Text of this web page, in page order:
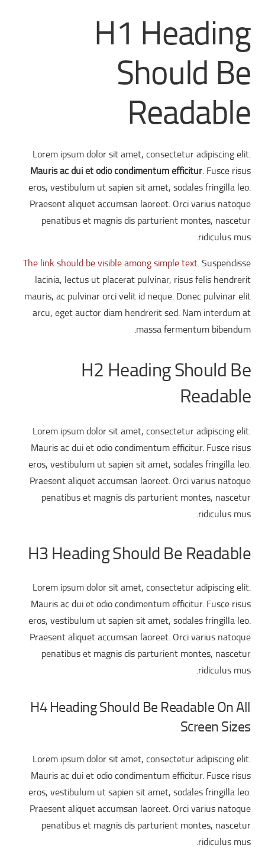
H1 Heading
Should Be
Readable
Lorem ipsum dolor sit amet, consectetur adipiscing elit.
Mauris ac dui et odio condimentum efficitur. Fusce risus
eros, vestibulum ut sapien sit amet, sodales fringilla leo.
Praesent aliquet accumsan laoreet. Orci varius natoque
penatibus et magnis dis parturient montes, nascetur
ridiculus mus.
The link should be visible among simple text. Suspendisse
lacinia, lectus ut placerat pulvinar, risus felis hendrerit
mauris, ac pulvinar orci velit id neque. Donec pulvinar elit
arcu, eget auctor diam hendrerit sed. Nam interdum at
massa fermentum bibendum.
H2 Heading Should Be
Readable
Lorem ipsum dolor sit amet, consectetur adipiscing elit.
Mauris ac dui et odio condimentum efficitur. Fusce risus
eros, vestibulum ut sapien sit amet, sodales fringilla leo.
Praesent aliquet accumsan laoreet. Orci varius natoque
penatibus et magnis dis parturient montes, nascetur
ridiculus mus.
H3 Heading Should Be Readable
Lorem ipsum dolor sit amet, consectetur adipiscing elit.
Mauris ac dui et odio condimentum efficitur. Fusce risus
eros, vestibulum ut sapien sit amet, sodales fringilla leo.
Praesent aliquet accumsan laoreet. Orci varius natoque
penatibus et magnis dis parturient montes, nascetur
ridiculus mus.
H4 Heading Should Be Readable On All
Screen Sizes
Lorem ipsum dolor sit amet, consectetur adipiscing elit.
Mauris ac dui et odio condimentum efficitur. Fusce risus
eros, vestibulum ut sapien sit amet, sodales fringilla leo.
Praesent aliquet accumsan laoreet. Orci varius natoque
penatibus et magnis dis parturient montes, nascetur
ridiculus mus.